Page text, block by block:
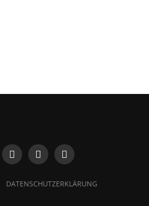
DATENSCHUTZERKLÄRUNG